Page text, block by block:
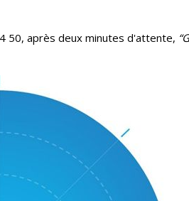
50, après deux minutes d'attente,